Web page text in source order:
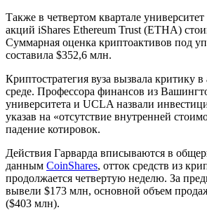
Также в четвертом квартале
акций iShares Ethereum Trust (ETHA)
Суммарная оценка криптоактивов под
составила $352,6 млн.
Криптостратегия вуза вызвала критику в
среде. Профессора финансов из
университета и UCLA назвали
указав на «отсутствие внутренней
падение котировок.
Действия Гарварда вписываются в
данным CoinShares, отток средств из
продолжается четвертую неделю. За
вывели $173 млн, основной объем
($403 млн).